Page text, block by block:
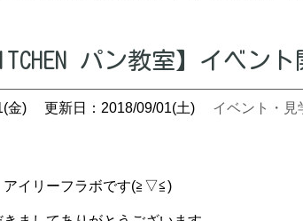
パン教室】イベン
金) 更新日：2018/09/01(土) イベント・見
アイリーフラボです(≧▽≦)